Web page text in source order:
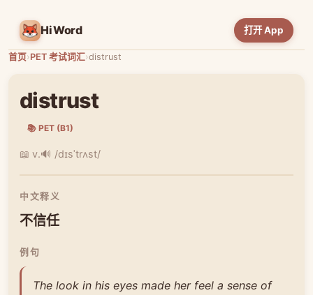
HiWord 打开 App
首页›PET 考试词汇›distrust
distrust
📚 PET (B1)
📖 v.🔊 /dɪsˈtrʌst/
中文释义
不信任
例句
The look in his eyes made her feel a sense of